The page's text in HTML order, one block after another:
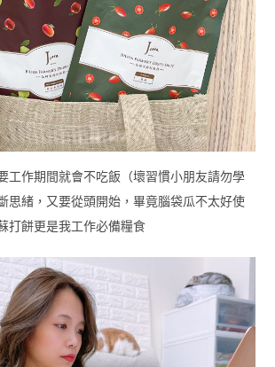
工作期間就會不吃飯（壞習慣小朋友請勿學
思緒，又要從頭開始，畢竟腦袋瓜不太好使
打餅更是我工作必備糧食